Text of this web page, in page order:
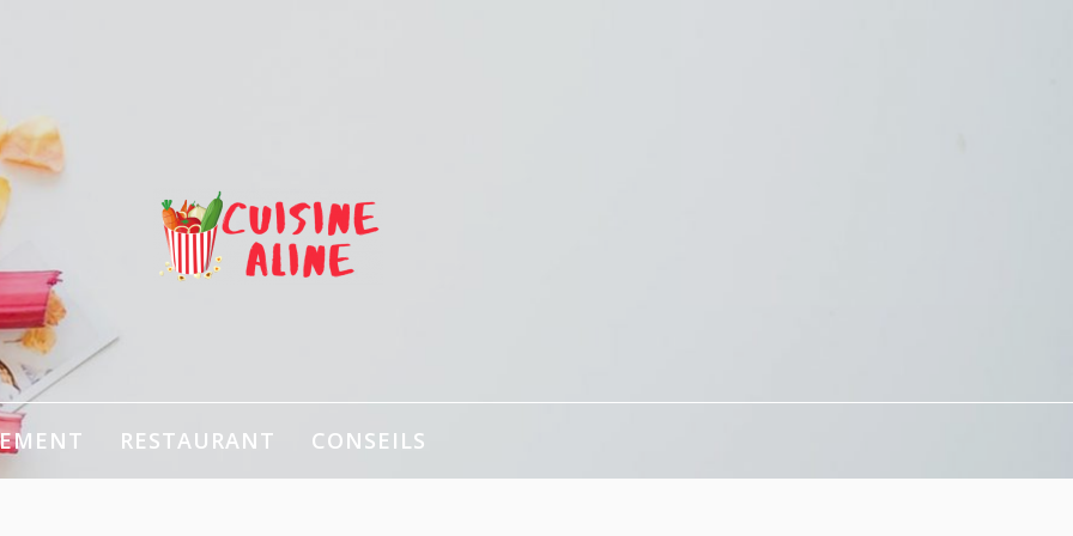
de cuisine!
RESTAURANT CONSEILS